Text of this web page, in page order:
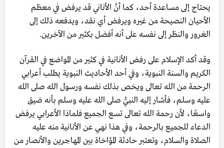
يحتاج إلى مساعدة أحد، كما أنَّ الأناني قد يرفض في معظم
الأحيان النصيحة من غيره ويرفض أي نقد، ويدفعه ذلك إلى
الغرور والنظر إلى نفسه على أنه أفضل بكثير من الآخرين.
وقد أكد الإسلام على رفض الأنانية في كثير من المواضع في القرآن
الكريم والسنة النبوية، وفي أحد الأحاديث النبوية يطلب أعرابي
الرحمة من الله تعالى ويخص بذلك نفسه ورسول الله صلى الله
عليه وسلم، فأشار إليه النبيُّ صلى الله عليه وسلم بأنه ضيق
واسعًا، لأن رحمة الله تعالى تسع الجميع فلماذا الأعرابي يرفض
الدعاء للجميع بالرحمة، وفي هذا نهي عن الأنانية منه عليه
الصلاة والسلام، وتعتبر حادثة المؤاخاة بين المهاجرين والأنصار من